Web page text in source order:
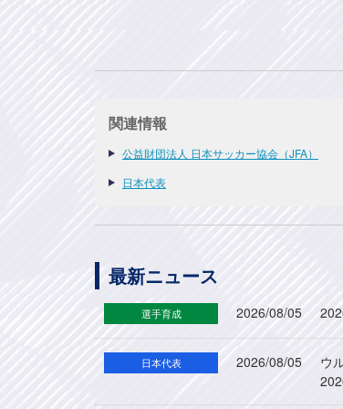
関連情報
公益財団法人 日本サッカー協会（JFA）
日本代表
最新ニュース
選手育成 2026/08/05
日本代表 2026/08/05
ウ